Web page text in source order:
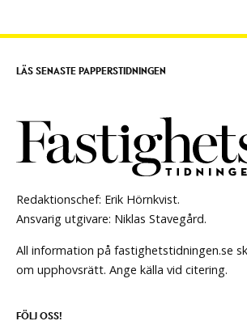
Redaktionschef: Erik Hörnkvist.
Ansvarig utgivare: Niklas Stavegård.
All information på fastighetstidningen.se
om upphovsrätt. Ange källa vid citering.
FÖLJ OSS!
LÄS SENASTE PAPPERSTIDNINGEN